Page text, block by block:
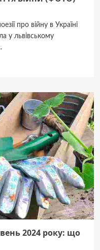
про війну в Україні
у львівському
2024 року: що